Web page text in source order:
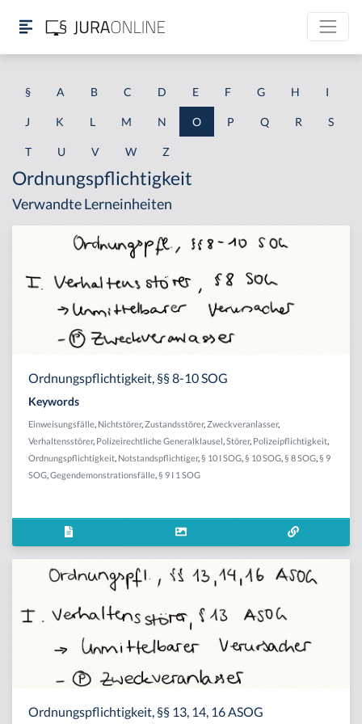
§ A B C D E F G H I
J K L M N O P Q R S
T U V W Z
Ordnungspflichtigkeit
Verwandte Lerneinheiten
Ordnungspflichtigkeit, §§ 8-10 SOG
Keywords
Einweisungsfälle Nichtstörer, Zustandsstörer, Zweckveranlasser,
Verhaltensstörer, Polizeirechtliche Generalklausel Störer, Polizeipflichtigkeit
Ordnungspflichtigkeit Notstandspflichtiger, § 10 I SOG § 10 SOG § 8 SOG § 9
SOG Gegendemonstrationsfälle § 9 I 1 SOG
Ordnungspflichtigkeit, §§ 13, 14, 16 ASOG